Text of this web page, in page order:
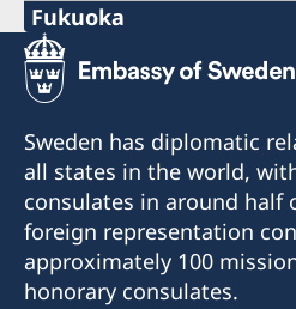
+81 11-738-2319
Fax
+81 11-738-2312
Telephone hours:
Weekdays (except for
12:00
Phone
+81 78 351 7695
+81 78 351 0880
Consulate of Sweden
c/o Kinki Industrial Co.,
4-2-18 Sakaemachidori
Fukuoka
Phone
+81 92 942 0511
Fax
+81 92 942 3761
Consulate of Sweden
c/o Seibu Giken Co., Ltd.
Sweden has diplomatic
all states in the world,
consulates in around half
foreign representation
approximately 100
honorary consulates.